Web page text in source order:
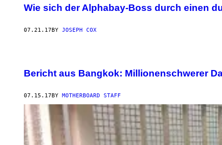
Wie sich der Alphabay-Boss durch einen
07.21.17 BY JOSEPH COX
Bericht aus Bangkok: Millionenschwerer
07.15.17BY MOTHERBOARD STAFF